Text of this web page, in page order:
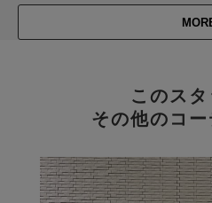
このス
その他のコー